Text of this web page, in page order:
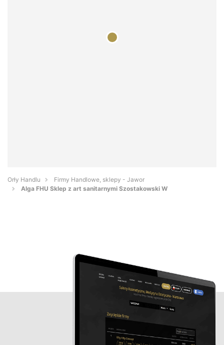
Orły Handlu
Firmy Handlowe, sklepy - Jawor
Alga FHU Sklep z art sanitarnymi Szostakowski W